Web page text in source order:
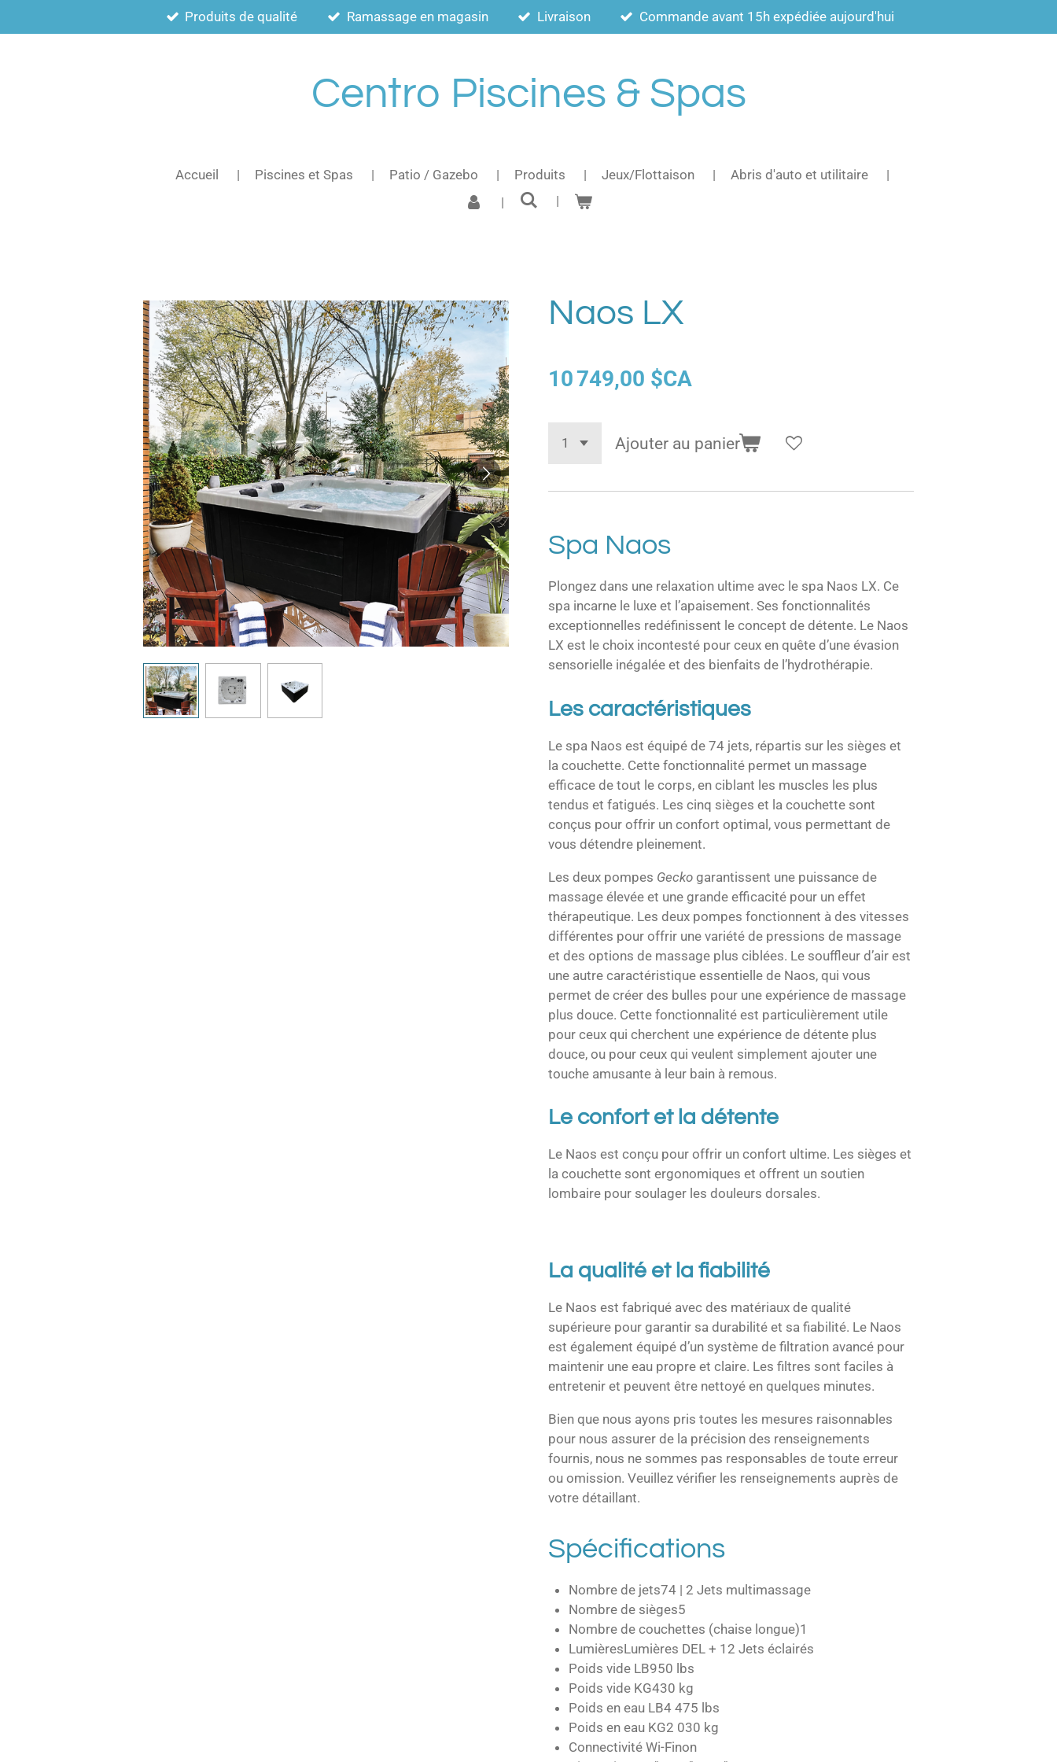
au
Produits de qualité Ramassage en magasin Livraison Commande avant 15h expédiée aujourd'hui
Centro Piscines & Spas
Accueil Piscines et Spas Patio / Gazebo Produits Jeux/Flottaison Abris d'auto et utilitaire
Naos LX
10 749,00 $CA
Ajouter au panier
Spa Naos
Plongez dans une relaxation ultime avec le spa Naos LX. Ce
spa incarne le luxe et l’apaisement. Ses fonctionnalités
exceptionnelles redéfinissent le concept de détente. Le Naos
LX est le choix incontesté pour ceux en quête d’une évasion
sensorielle inégalée et des bienfaits de l’hydrothérapie.
Les caractéristiques
Le spa Naos est équipé de 74 jets, répartis sur les sièges et
la couchette. Cette fonctionnalité permet un massage
efficace de tout le corps, en ciblant les muscles les plus
tendus et fatigués. Les cinq sièges et la couchette sont
conçus pour offrir un confort optimal, vous permettant de
vous détendre pleinement.
Les deux pompes Gecko garantissent une puissance de
massage élevée et une grande efficacité pour un effet
thérapeutique. Les deux pompes fonctionnent à des vitesses
différentes pour offrir une variété de pressions de massage
et des options de massage plus ciblées. Le souffleur d’air est
une autre caractéristique essentielle de Naos, qui vous
permet de créer des bulles pour une expérience de massage
plus douce. Cette fonctionnalité est particulièrement utile
pour ceux qui cherchent une expérience de détente plus
douce, ou pour ceux qui veulent simplement ajouter une
touche amusante à leur bain à remous.
Le confort et la détente
Le Naos est conçu pour offrir un confort ultime. Les sièges et
la couchette sont ergonomiques et offrent un soutien
lombaire pour soulager les douleurs dorsales.
La qualité et la fiabilité
Le Naos est fabriqué avec des matériaux de qualité
supérieure pour garantir sa durabilité et sa fiabilité. Le Naos
est également équipé d’un système de filtration avancé pour
maintenir une eau propre et claire. Les filtres sont faciles à
entretenir et peuvent être nettoyé en quelques minutes.
Bien que nous ayons pris toutes les mesures raisonnables
pour nous assurer de la précision des renseignements
fournis, nous ne sommes pas responsables de toute erreur
ou omission. Veuillez vérifier les renseignements auprès de
votre détaillant.
Spécifications
Nombre de jets74 | 2 Jets multimassage
Nombre de sièges5
Nombre de couchettes (chaise longue)1
LumièresLumières DEL + 12 Jets éclairés
Poids vide LB950 lbs
Poids vide KG430 kg
Poids en eau LB4 475 lbs
Poids en eau KG2 030 kg
Connectivité Wi-Finon